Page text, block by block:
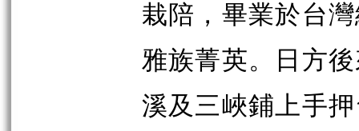
栽陪，畢業於台
雅族菁英。
日方
溪及三峽鋪上手